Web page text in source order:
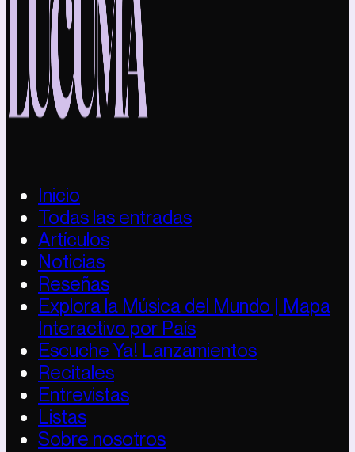
Inicio
Todas las entradas
Artículos
Noticias
Reseñas
Explora la Música del Mundo | Mapa
Interactivo por País
Escuche Ya! Lanzamientos
Recitales
Entrevistas
Listas
Sobre nosotros